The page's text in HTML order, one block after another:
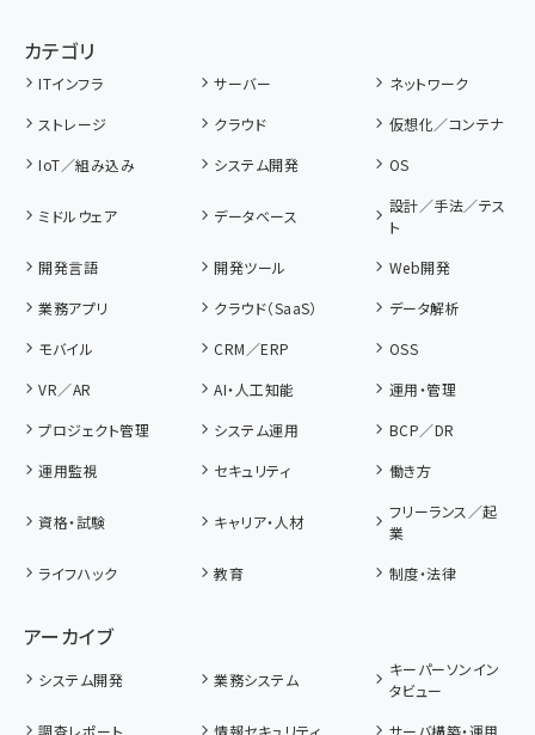
カテゴリ
ITインフラ サーバー
ネットワーク
ストレージ
クラウド
仮想化／コンテナ
IoT／組み込み
システム開発 OS
ミドルウェア データベース
設計／手法／テス
ト
開発言語
開発ツール
Web開発
業務アプリ
クラウド（SaaS）
データ解析
モバイル
CRM／ERP
OSS
VR／AR
AI・人工知能
運用・管理
プロジェクト管理
システム運用
BCP／DR
運用監視
セキュリティ 働き方
資格・試験 キャリア・人材
フリーランス／起
業
ライフハック
教育 制度・法律
アーカイブ
システム開発 業務システム
キーパーソンイン
タビュー